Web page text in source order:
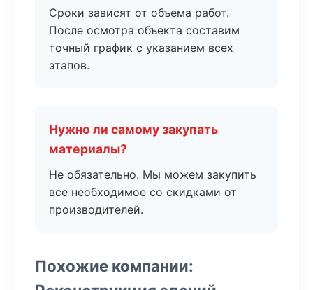
Сроки зависят от объема работ.
После осмотра объекта составим
точный график с указанием всех
этапов.
Нужно ли самому закупать
материалы?
Не обязательно. Мы можем закупить
все необходимое со скидками от
производителей.
Похожие компании: